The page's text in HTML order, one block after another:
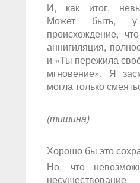
И, как итог,
Может быть,
происхождение,
аннигиляция,
и «Ты пережила
мгновение». Я
могла только
(тишина)
Хорошо бы это
Но, что